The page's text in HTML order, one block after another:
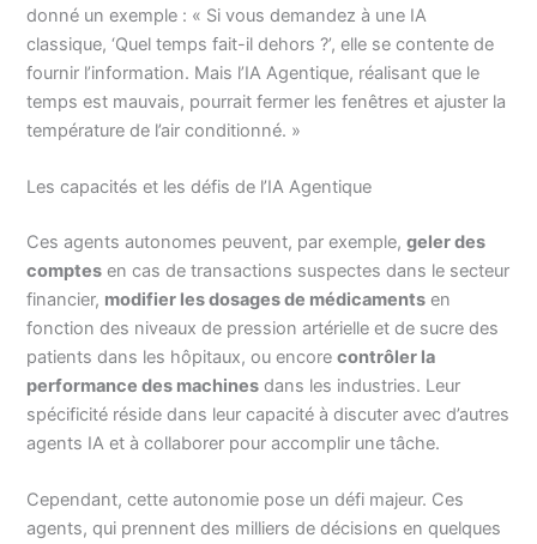
donné un exemple : « Si vous demandez à une IA
classique, ‘Quel temps fait-il dehors ?’, elle se contente de
fournir l’information. Mais l’IA Agentique, réalisant que le
temps est mauvais, pourrait fermer les fenêtres et ajuster la
température de l’air conditionné. »
Les capacités et les défis de l’IA Agentique
Ces agents autonomes peuvent, par exemple,geler des
comptes en cas de transactions suspectes dans le secteur
financier, modifier les dosages de médicaments en
fonction des niveaux de pression artérielle et de sucre des
patients dans les hôpitaux, ou encorecontrôler la
performance des machines dans les industries. Leur
spécificité réside dans leur capacité à discuter avec d’autres
agents IA et à collaborer pour accomplir une tâche.
Cependant, cette autonomie pose un défi majeur. Ces
agents, qui prennent des milliers de décisions en quelques